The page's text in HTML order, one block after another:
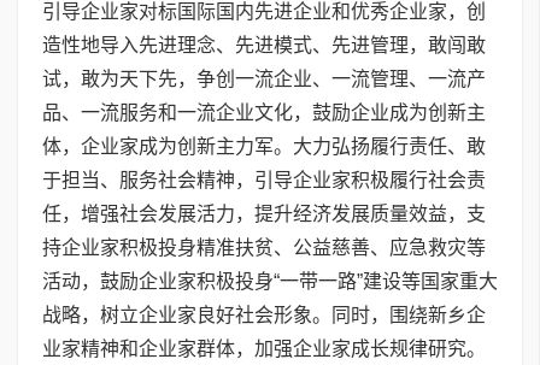
引导企业家对标国际国内先进企业和优秀企业家，创
造性地导入先进理念、先进模式、先进管理，敢闯敢
试，敢为天下先，争创一流企业、一流管理、一流产
品、一流服务和一流企业文化，鼓励企业成为创新主
体，企业家成为创新主力军。大力弘扬履行责任、敢
于担当、服务社会精神，引导企业家积极履行社会责
任，增强社会发展活力，提升经济发展质量效益，支
持企业家积极投身精准扶贫、公益慈善、应急救灾等
活动，鼓励企业家积极投身“一带一路”建设等国家重大
战略，树立企业家良好社会形象。同时，围绕新乡企
业家精神和企业家群体，加强企业家成长规律研究。